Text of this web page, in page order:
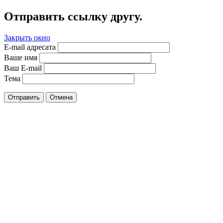
Отправить ссылку другу.
Закрыть окно
E-mail адресата
Ваше имя
Ваш E-mail
Тема
Отправить Отмена